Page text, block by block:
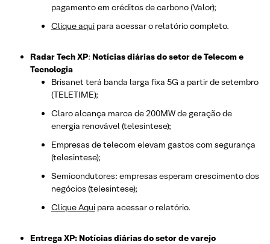
pagamento em créditos de carbono (Valor);
Clique aqui para acessar o relatório completo.
Radar Tech XP: Notícias diárias do setor de Telecom e
Tecnologia
Brisanet terá banda larga fixa 5G a partir de setembro
(TELETIME);
Claro alcança marca de 200MW de geração de
energia renovável (telesintese);
Empresas de telecom elevam gastos com segurança
(telesintese);
Semicondutores: empresas esperam crescimento dos
negócios (telesintese);
Clique Aqui para acessar o relatório.
Entrega XP: Notícias diárias do setor de varejo